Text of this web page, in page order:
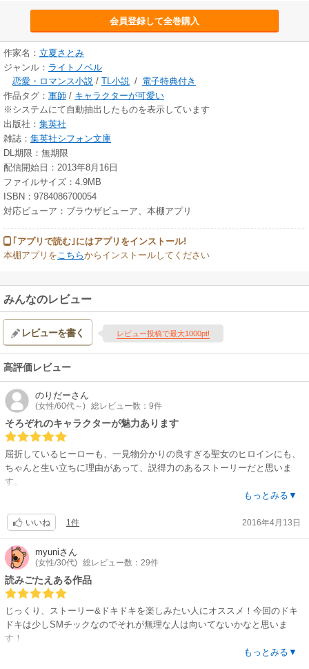
会員登録して全巻購入
作家名： 立夏さとみ
ジャンル： ライトノベル
恋愛・ロマンス小説 / TL小説 / 電子特典付き
作品タグ： 軍師 / キャラクターが可愛い
※システムにて自動抽出したものを表示しています
出版社： 集英社
雑誌： 集英社シフォン文庫
DL期限：無期限
配信開始日：2013年8月16日
ファイルサイズ：4.9MB
ISBN：9784086700054
対応ビューア：ブラウザビューア、本棚アプリ
｢アプリで読む｣にはアプリをインストール!
本棚アプリをこちらからインストールしてください
みんなのレビュー
レビューを書く レビュー投稿で最大1000pt!
高評価レビュー
のりだーさん
(女性/60代～) 総レビュー数：9件
そろぞれのキャラクターが魅力あります
屈折しているヒーローも、一見物分かりの良すぎる聖女のヒロインにも、
ちゃんと生い立ちに理由があって、説得力のあるストーリーだと思いま
す。
エッチも、砂漠に生きる民の「生」を謳歌する行為なのだと言われると、
と、何だか貴重な感覚を覚えました。
読み終えて、また最初から読みたくなる、素敵な世界でした。
もっとみる▼
いいね 1件 2016年4月13日
myuniさん
(女性/30代) 総レビュー数：29件
読みごたえある作品
じっくり、ストーリー&ドキドキを楽しみたい人にオススメ！今回のドキ
ドキは少しSMチックなのでそれが無理な人は向いてないかなと思いま
す！
登場人物も一人ひとり個性があって、ストーリーが生きてる感じが良いと
もっとみる▼